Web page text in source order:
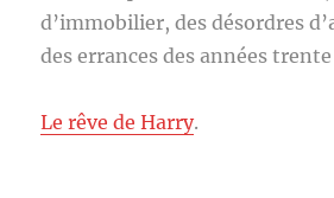
d’immobilier, des désordres
des errances des années
Le rêve de Harry.